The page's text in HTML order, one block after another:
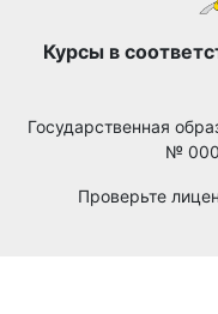
Курсы в
Государственная
№
Проверьте